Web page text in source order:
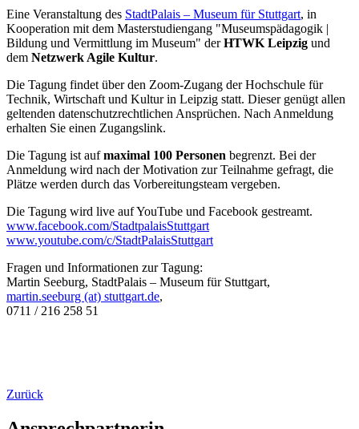
Eine Veranstaltung des StadtPalais – Museum für Stuttgart, in
Kooperation mit dem Masterstudiengang "Museumspädagogik |
Bildung und Vermittlung im Museum" derHTWK Leipzig und
dem Netzwerk Agile Kultur.
Die Tagung findet über den Zoom-Zugang der Hochschule für
Technik, Wirtschaft und Kultur in Leipzig statt. Dieser genügt allen
geltenden datenschutzrechtlichen Ansprüchen. Nach Anmeldung
erhalten Sie einen Zugangslink.
Die Tagung ist aufmaximal 100 Personen begrenzt. Bei der
Anmeldung wird nach der Motivation zur Teilnahme gefragt, die
Plätze werden durch das Vorbereitungsteam vergeben.
Die Tagung wird live auf YouTube und Facebook gestreamt.
www.facebook.com/StadtpalaisStuttgart
www.youtube.com/c/StadtPalaisStuttgart
Fragen und Informationen zur Tagung:
Martin Seeburg, StadtPalais – Museum für Stuttgart,
martin.seeburg (at) stuttgart.de,
0711 / 216 258 51
Zurück